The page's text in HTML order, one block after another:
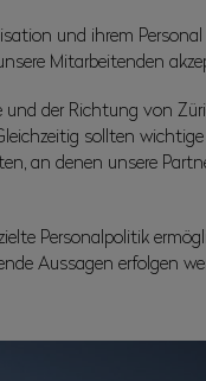
und ihrem Personal
Mitarbeitenden
und der Richtung von
sollten
an denen unsere
Personalpolitik
Aussagen erfolgen